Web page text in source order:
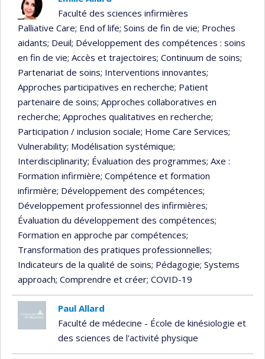
Faculté des sciences infirmières
Palliative Care; End of life; Soins de fin de vie; Proches
aidants; Deuil; Développement des compétences : soins
en fin de vie; Accès et trajectoires; Continuum de soins;
Partenariat de soins; Interventions innovantes;
Approches participatives en recherche; Patient
partenaire de soins; Approches collaboratives en
recherche; Approches qualitatives en recherche;
Participation / inclusion sociale; Home Care Services;
Vulnerability; Modélisation systémique;
Interdisciplinarity; Évaluation des programmes; Axe :
Formation infirmière; Compétence et formation
infirmière; Développement des compétences;
Développement professionnel des infirmières;
Évaluation du développement des compétences;
Formation en approche par compétences;
Transformation des pratiques professionnelles;
Indicateurs de la qualité de soins; Pédagogie; Systems
approach; Comprendre et créer; COVID-19
Paul Allard
Faculté de médecine - École de kinésiologie et
des sciences de l'activité physique